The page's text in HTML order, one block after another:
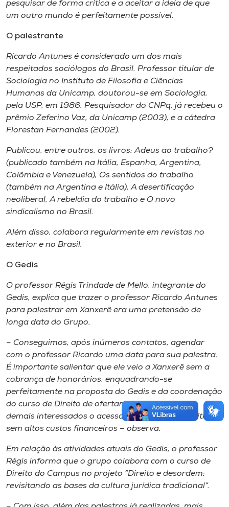
pesquisar de forma crítica e a aceitar a ideia de que
um outro mundo é perfeitamente possível.
O palestrante
Ricardo Antunes é considerado um dos mais
respeitados sociólogos do Brasil. Professor titular de
Sociologia no Instituto de Filosofia e Ciências
Humanas da Unicamp, doutorou-se em Sociologia,
pela USP, em 1986. Pesquisador do CNPq, já recebeu o
prêmio Zeferino Vaz, da Unicamp (2003), e a cátedra
Florestan Fernandes (2002).
Publicou, entre outros, os livros: Adeus ao trabalho?
(publicado também na Itália, Espanha, Argentina,
Colômbia e Venezuela), Os sentidos do trabalho
(também na Argentina e Itália), A desertificação
neoliberal, A rebeldia do trabalho e O novo
sindicalismo no Brasil.
Além disso, colabora regularmente em revistas no
exterior e no Brasil.
O Gedis
O professor Régis Trindade de Mello, integrante do
Gedis, explica que trazer o professor Ricardo Antunes
para palestrar em Xanxerê era uma pretensão de
longa data do Grupo.
– Conseguimos, após inúmeros contatos, agendar
com o professor Ricardo uma data para sua palestra.
É importante salientar que ele veio a Xanxerê sem a
cobrança de honorários, enquadrando-se
perfeitamente na proposta do Gedis e da coordenação
do curso de Direito de ofertar aos acadêmicos e
demais interessados o acesso ao pensamento crítico
sem altos custos financeiros – observa.
Em relação às atividades atuais do Gedis, o professor
Régis informa que o grupo colabora com o curso de
Direito do Campus no projeto “Direito e desordem:
revisitando as bases da cultura jurídica tradicional”.